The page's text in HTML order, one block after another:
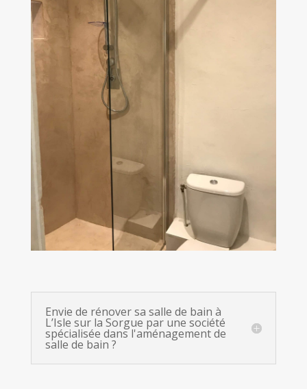
Envie de rénover sa salle de bain à
L’Isle sur la Sorgue par une société
spécialisée dans l'aménagement de
salle de bain ?